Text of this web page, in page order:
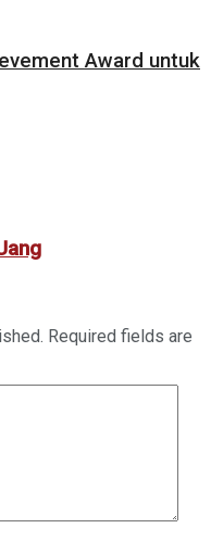
Award untuk
Required fields are